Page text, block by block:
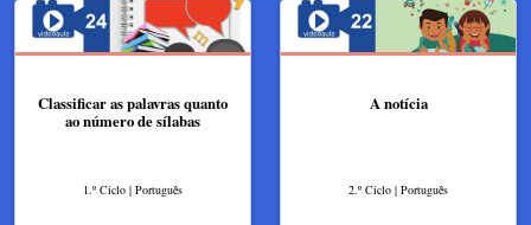
Classificar as palavras quanto
ao número de sílabas
1.º Ciclo | Português
A notícia
2.º Ciclo | Português